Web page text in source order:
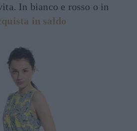
In bianco e rosso o in
in saldo